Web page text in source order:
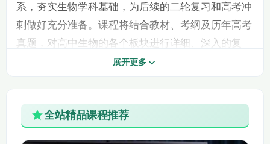
第5讲 细胞的代谢
（下）1(1)
第5讲 细胞的代谢
（下）1
第5讲 细胞的代谢
第5讲 细胞的代谢
第6讲 细胞的增殖与
分化2(1)
第6讲 细胞的增殖与
分化2
系，夯实生物学科基础，为后续的二轮复习和高考冲
刺做好充分准备。课程将结合教材、考纲及历年高考
真题，对高中生物的各个板块进行详细、深入的复
习，确保学生对生物学概念、原理和实验有清晰的理
二、课程目标
展开更多
全站精品课程推荐